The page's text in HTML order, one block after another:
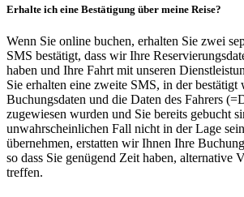
Erhalte ich eine Bestätigung über meine Reise?
Wenn Sie online buchen, erhalten Sie zwei
SMS bestätigt, dass wir Ihre
haben und Ihre Fahrt mit unseren
Sie erhalten eine zweite SMS, in der bestätigt
Buchungsdaten und die Daten des Fahrers
zugewiesen wurden und Sie bereits gebucht
unwahrscheinlichen Fall nicht in der Lage
übernehmen, erstatten wir Ihnen Ihre
so dass Sie genügend Zeit haben, alternative
treffen.